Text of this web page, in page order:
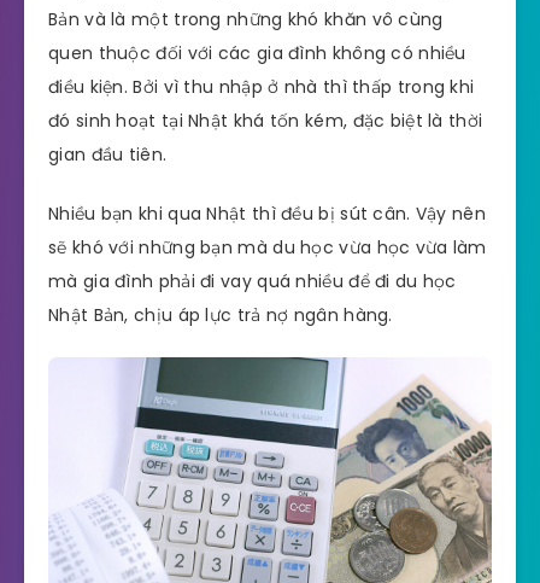
Bản và là một trong những khó khăn vô cùng
quen thuộc đối với các gia đình không có nhiều
điều kiện. Bởi vì thu nhập ở nhà thì thấp trong khi
đó sinh hoạt tại Nhật khá tốn kém, đặc biệt là thời
gian đầu tiên.
Nhiều bạn khi qua Nhật thì đều bị sút cân. Vậy nên
sẽ khó với những bạn mà du học vừa học vừa làm
mà gia đình phải đi vay quá nhiều để đi du học
Nhật Bản, chịu áp lực trả nợ ngân hàng.